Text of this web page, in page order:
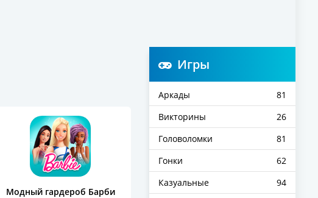
Модный гардероб Барби
Игры
Аркады
81
Викторины
26
Головоломки
81
Гонки
62
Казуальные
94